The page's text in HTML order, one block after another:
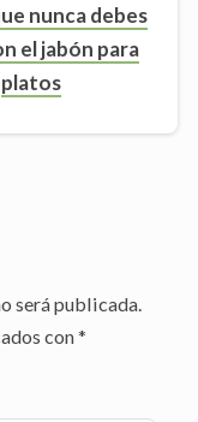
nunca debes
el jabón para
platos
será publicada.
con*